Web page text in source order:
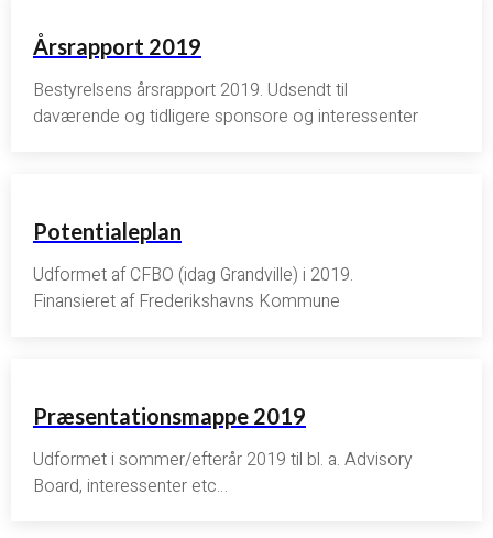
Årsrapport 2019
Bestyrelsens årsrapport 2019. Udsendt til
daværende og tidligere sponsore og interessenter
Potentialeplan
Udformet af CFBO (idag Grandville) i 2019.
Finansieret af Frederikshavns Kommune
Præsentationsmappe 2019
Udformet i sommer/efterår 2019 til bl. a. Advisory
Board, interessenter etc…